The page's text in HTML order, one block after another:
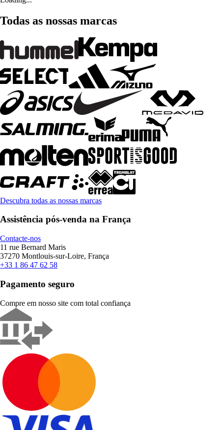
Todas as nossas marcas
Descubra todas as nossas marcas
Assistência pós-venda na França
Contacte-nos
11 rue Bernard Maris
37270 Montlouis-sur-Loire, França
+33 1 86 47 62 58
Pagamento seguro
Compre em nosso site com total confiança